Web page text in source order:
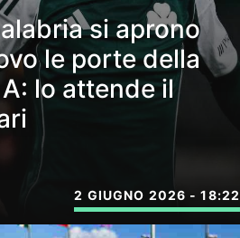
si aprono
le porte della
lo attende il
2 GIUGNO 2026 - 18:22